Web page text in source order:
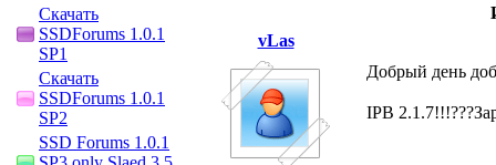
Скачать
SSDForums 1.0.1
SP1
Скачать
SSDForums 1.0.1
SP2
SSD Forums 1.0.1
vLas
Добрый день
IPB